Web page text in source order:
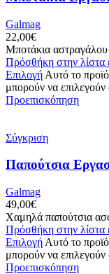
Galmag
22,00€
Μποτάκια αστραγάλου
Πρόσθήκη στην λίστα
Επιλογή Αυτό το
μπορούν να επιλεγούν
Προεπισκόπηση
Σύγκριση
Παπούτσια
Galmag
49,00€
Χαμηλά παπούτσια
Πρόσθήκη στην λίστα
Επιλογή Αυτό το
μπορούν να επιλεγούν
Προεπισκόπηση